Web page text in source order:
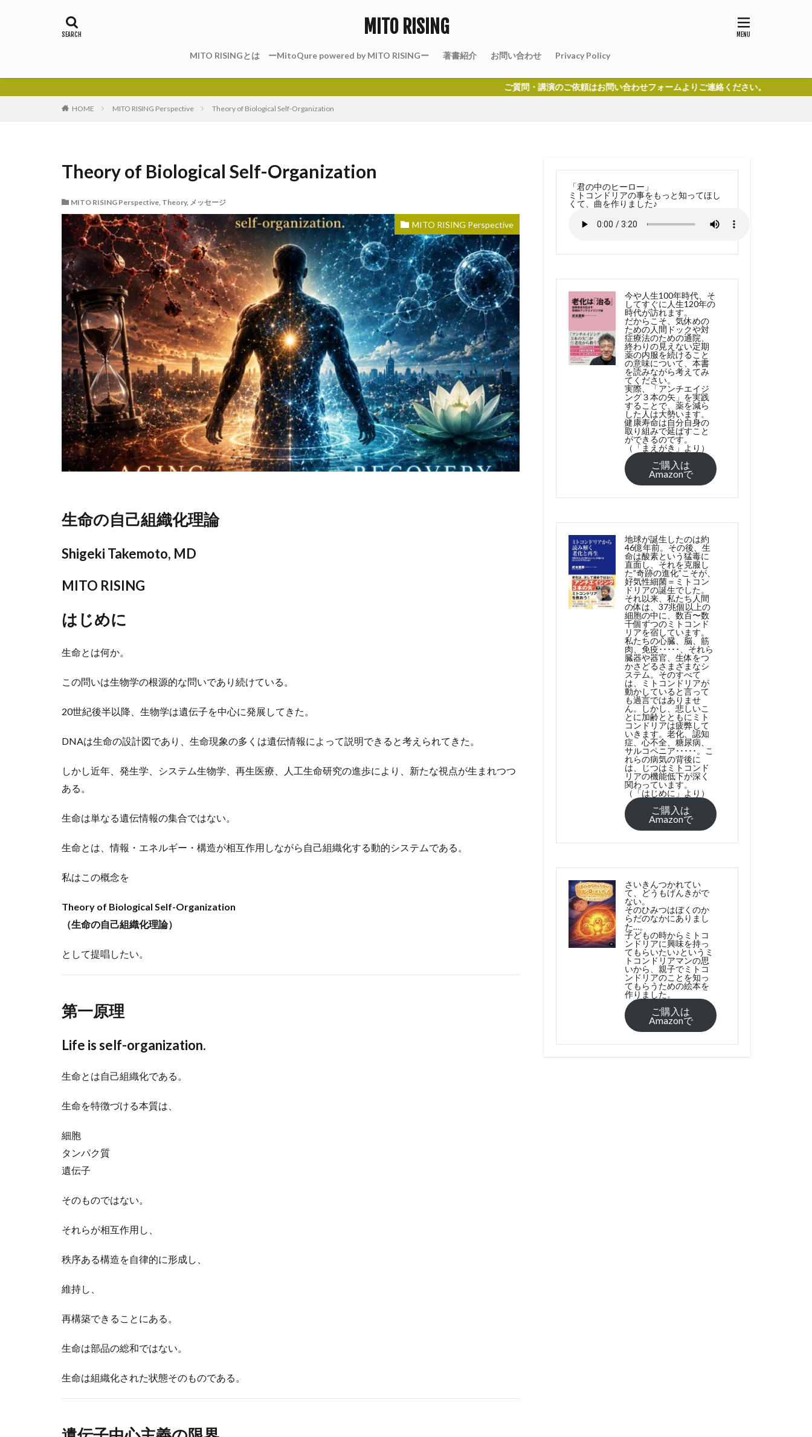
MITO RISING
MITO RISINGとは ーMitoQure powered by MITO RISINGー 著書紹介 お問い合わせ Privacy Policy
ご質問・講演のご依頼はお問い合わせフォームよりご連絡ください。
HOME MITO RISING Perspective Theory of Biological Self-Organization
Theory of Biological Self-Organization
MITO RISING Perspective, Theory, メッセージ
MITO RISING Perspective
生命の自己組織化理論
Shigeki Takemoto, MD
MITO RISING
はじめに
生命とは何か。
この問いは生物学の根源的な問いであり続けている。
20世紀後半以降、生物学は遺伝子を中心に発展してきた。
DNAは生命の設計図であり、生命現象の多くは遺伝情報によって説明できると考えられてきた。
しかし近年、発生学、システム生物学、再生医療、人工生命研究の進歩により、新たな視点が生まれつつ
ある。
生命は単なる遺伝情報の集合ではない。
生命とは、情報・エネルギー・構造が相互作用しながら自己組織化する動的システムである。
私はこの概念を
Theory of Biological Self-Organization
（生命の自己組織化理論）
として提唱したい。
第一原理
Life is self-organization.
生命とは自己組織化である。
生命を特徴づける本質は、
細胞
タンパク質
遺伝子
そのものではない。
それらが相互作用し、
秩序ある構造を自律的に形成し、
維持し、
再構築できることにある。
生命は部品の総和ではない。
生命は組織化された状態そのものである。
「君の中のヒーロー」
ミトコンドリアの事をもっと知ってほし
くて、曲を作りました♪
今や人生100年時代、そ
してすぐに人生120年の
時代が訪れます。
だからこそ、気休めの
ための人間ドックや対
症療法のための通院、
終わりの見えない定期
薬の内服を続けること
の意味について、本書
を読みながら考えてみ
てください。
実際、「アンチエイジ
ング３本の矢」を実践
することで、薬を減ら
した人は大勢います。
健康寿命は自分自身の
取り組みで延ばすこと
ができるのです。
（「まえがき」より）
ご購入は
Amazonで
地球が誕生したのは約
46億年前。その後、生
命は酸素という猛毒に
直面し、それを克服し
た”奇跡の進化”こそが、
好気性細菌＝ミトコン
ドリアの誕生でした。
それ以来、私たち人間
の体は、37兆個以上の
細胞の中に、数百〜数
千個ずつのミトコンド
リアを宿しています。
私たちの心臓、脳、筋
肉、免疫･････、それら
臓器や器官、生体をつ
かさどるさまざまなシ
ステム。そのすべて
は、ミトコンドリアが
動かしていると言って
も過言ではありませ
ん。しかし、悲しいこ
とに加齢とともにミト
コンドリアは疲弊して
いきます。老化、認知
症、心不全、糖尿病、
サルコペニア･････。こ
れらの病気の背後に
は、じつはミトコンド
リアの機能低下が深く
関わっています。
（「はじめに」より）
ご購入は
Amazonで
さいきんつかれてい
て、どうもげんきがで
ない。
そのひみつはぼくのか
らだのなかにありまし
た…。
子どもの時からミトコ
ンドリアに興味を持っ
てもらいたい♪というミ
トコンドリアマンの思
いから、親子でミトコ
ンドリアのことを知っ
てもらうための絵本を
作りました。
ご購入は
Amazonで